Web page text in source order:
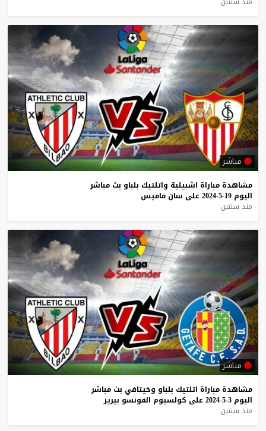
مباشر
مشاهدة مباراة اشبيلية واتلتيك بلباو بث مباشر
اليوم 19-5-2024 على سان ماميس
منذ سنتين
مباشر
مشاهدة مباراة اتلتيك بلباو وخيتافي بث مباشر
اليوم 3-5-2024 على كولسيوم الفونسو بيريز
منذ سنتين